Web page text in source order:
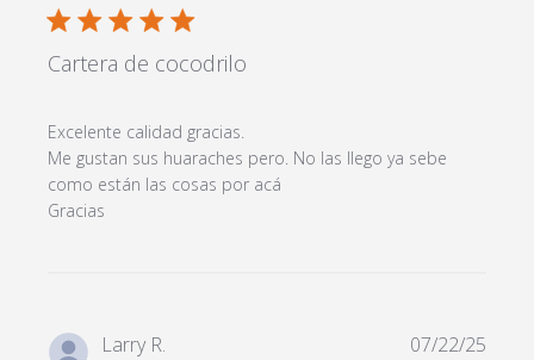
5 star rating
Cartera de cocodrilo
Excelente calidad gracias.
Me gustan sus huaraches pero. No las llego ya sebe
como están las cosas por acá
Gracias
Larry R. 07/22/25